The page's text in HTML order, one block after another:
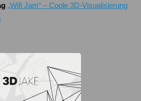
„Wifi Jam“ – Coole 3D-Visualisierung